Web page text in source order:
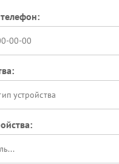
устройства